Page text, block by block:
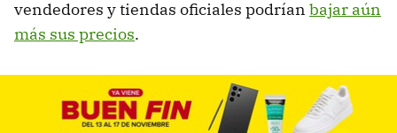
vendedores y tiendas oficiales podrían bajar aún
más sus precios.